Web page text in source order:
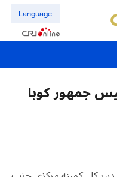
Language
جمهور کوبا